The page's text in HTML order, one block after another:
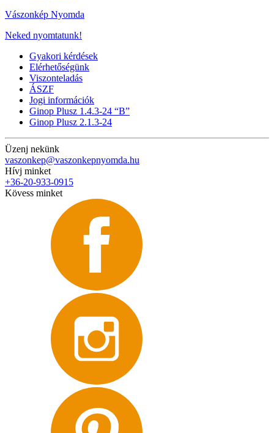
Vászonkép Nyomda
Neked nyomtatunk!
Gyakori kérdések
Elérhetőségünk
Viszonteladás
ÁSZF
Jogi információk
Ginop Plusz 1.4.3-24 “B”
Ginop Plusz 2.1.3-24
Üzenj nekünk
vaszonkep@vaszonkepnyomda.hu
Hívj minket
+36-20-933-0915
Kövess minket